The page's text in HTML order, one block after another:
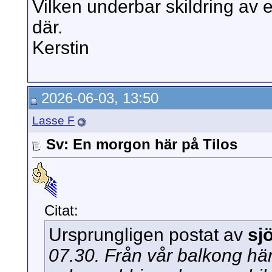
Vilken underbar skildring av
där.
Kerstin
2026-06-03, 13:50
Lasse F
Sv: En morgon här på Tilos
Citat:
Ursprungligen postat av
07.30. Från vår balkong